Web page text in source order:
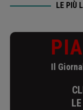
LE PIÙ
Il